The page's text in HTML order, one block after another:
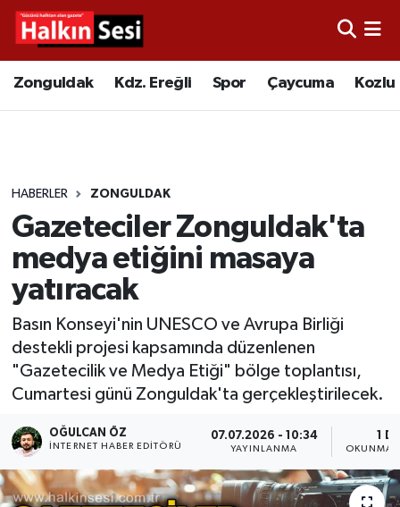
Zonguldak Kdz. Ereğli Spor Çaycuma Kozlu
HABERLER ZONGULDAK
Gazeteciler Zonguldak'ta
medya etiğini masaya
yatıracak
Basın Konseyi'nin UNESCO ve Avrupa Birliği
destekli projesi kapsamında düzenlenen
"Gazetecilik ve Medya Etiği" bölge toplantısı,
Cumartesi günü Zonguldak'ta gerçekleştirilecek.
OĞULCAN ÖZ
İNTERNET HABER EDITÖRÜ
07.07.2026 - 10:34
YAYINLANMA
1 DK
OKUNMA
Video
Çaycuma
Alaplı
Asayiş
Bartın
Karabük
Devrek
Bolu
Merkez Hava Durumu
Tüm Manşetler
Son Dakika Haberleri
Haber Arşivi